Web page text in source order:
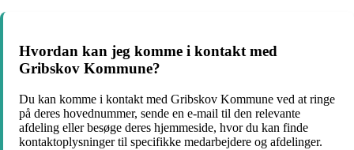
Hvordan kan jeg komme i kontakt med
Gribskov Kommune?
Du kan komme i kontakt med Gribskov Kommune ved at ringe
på deres hovednummer, sende en e-mail til den relevante
afdeling eller besøge deres hjemmeside, hvor du kan finde
kontaktoplysninger til specifikke medarbejdere og afdelinger.